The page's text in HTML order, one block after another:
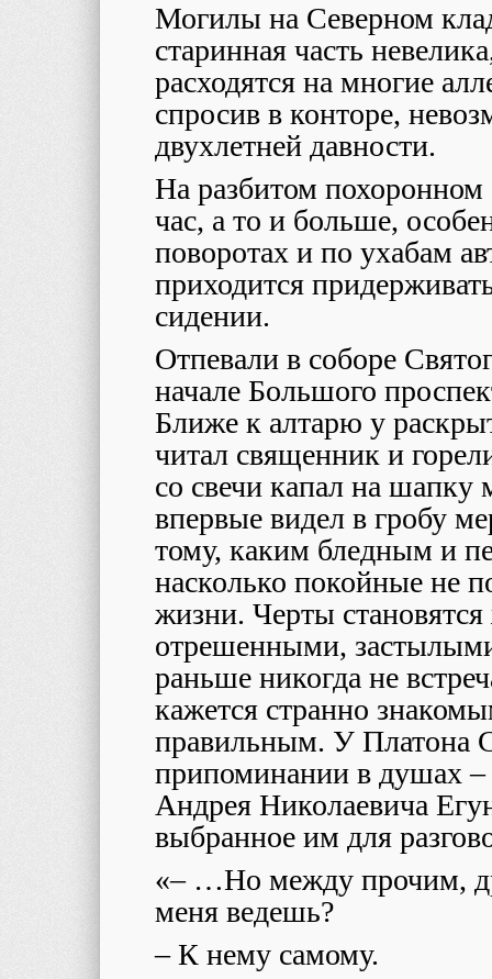
Могилы на Северном
старинная часть
расходятся на многие
спросив в конторе,
двухлетней давности.
На разбитом похоронном
час, а то и больше,
поворотах и по ухабам
приходится
сидении.
Отпевали в соборе
начале Большого
Ближе к алтарю у
читал священник и
со свечи капал на шапку
впервые видел в гробу
тому, каким бледным и
насколько покойные не
жизни. Черты
отрешенными,
раньше никогда не
кажется странно
правильным. У Платона
припоминании в душах
Андрея Николаевича
выбранное им для
«– …Но между прочим,
меня ведешь?
– К нему самому.